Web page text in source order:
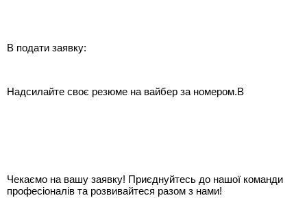
В подати заявку:
Надсилайте своє резюме на вайбер за номером.В
Чекаємо на вашу заявку! Приєднуйтесь до нашої команди
професіоналів та розвивайтеся разом з нами!